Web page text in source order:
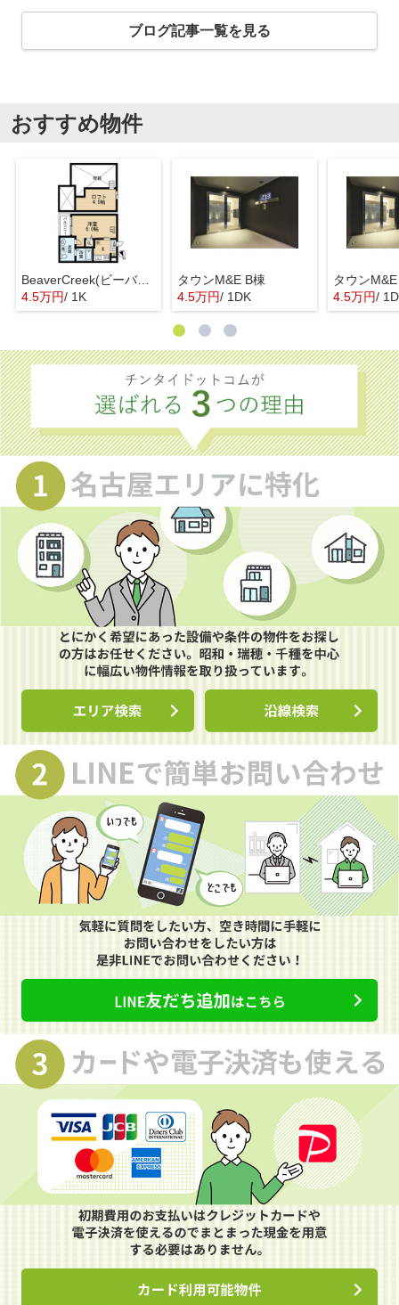
ブログ記事一覧を見る
おすすめ物件
BeaverCreek(ビーバークリーク)
4.5万円/ 1K
タウンM&E B棟
4.5万円/ 1DK
タウン
4.5万円/